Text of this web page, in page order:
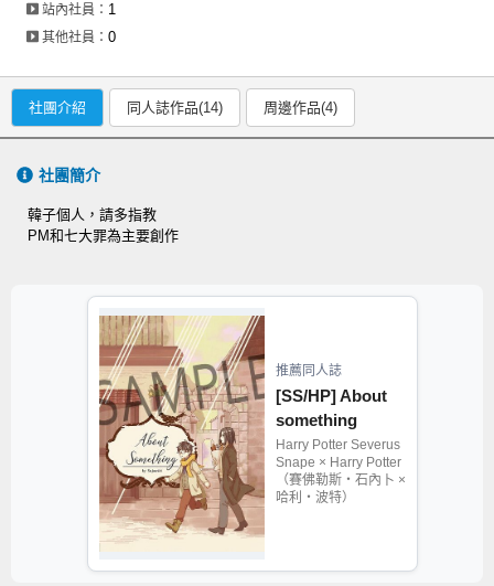
站內社員： 1
其他社員：0
社團介紹 同人誌作品(14) 周邊作品(4)
社團簡介
韓子個人，請多指教
PM和七大罪為主要創作
推薦同人誌
[SS/HP] About
something
Harry Potter Severus
Snape × Harry Potter
（賽佛勒斯‧石內卜 ×
哈利‧波特）